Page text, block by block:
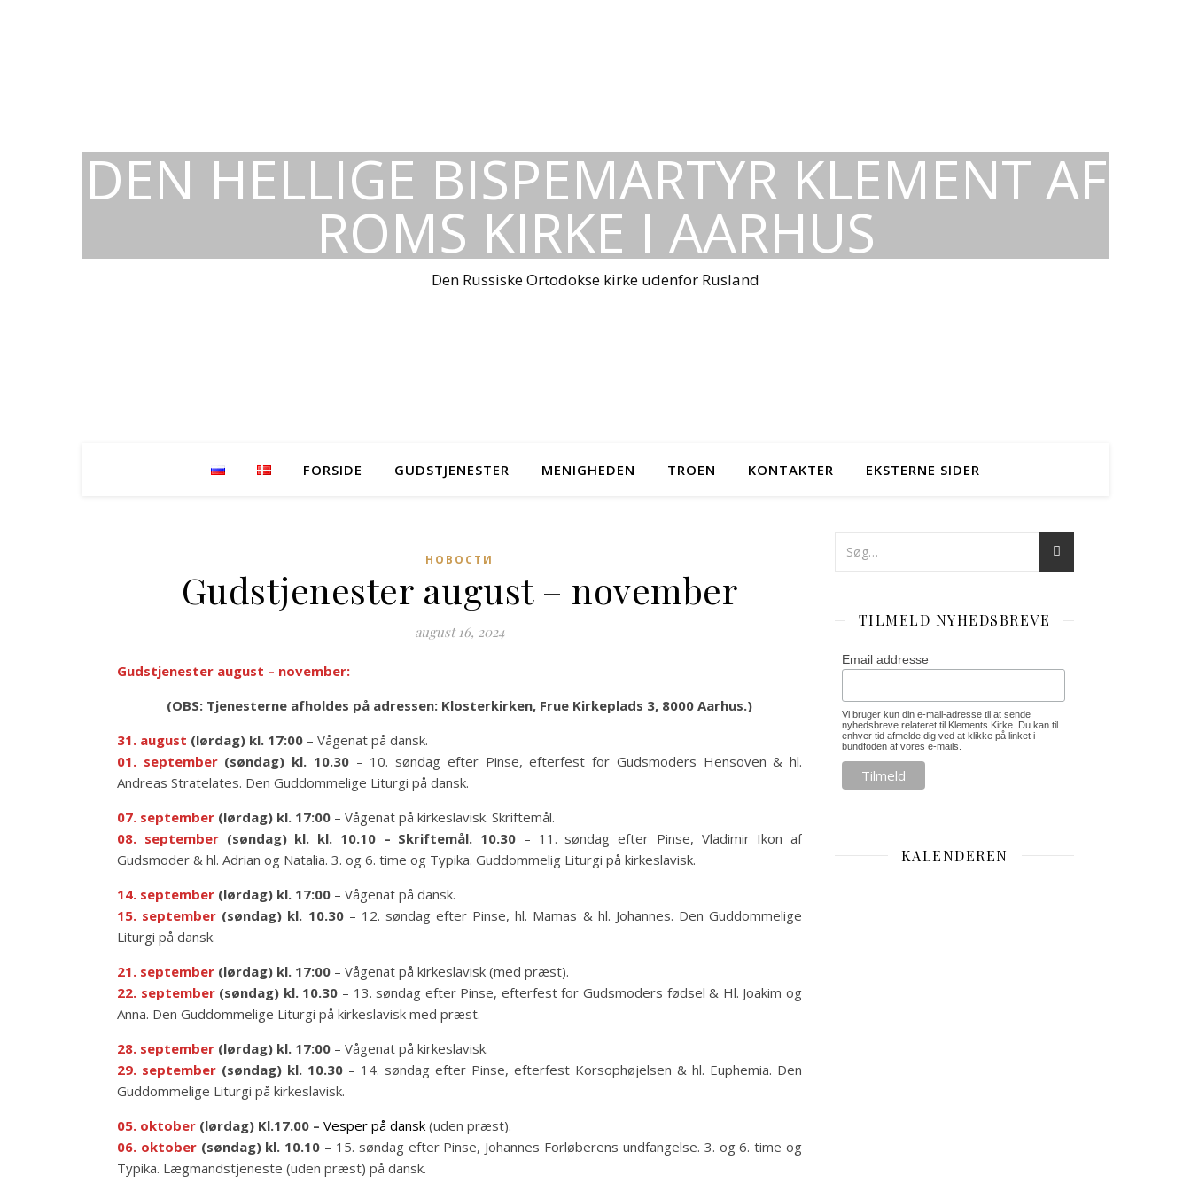
DEN HELLIGE BISPEMARTYR KLEMENT AF
ROMS KIRKE I AARHUS
Den Russiske Ortodokse kirke udenfor Rusland
FORSIDE GUDSTJENESTER MENIGHEDEN TROEN KONTAKTER EKSTERNE SIDER
НОВОСТИ
Gudstjenester august – november
august 16, 2024
Gudstjenester august – november:
(OBS: Tjenesterne afholdes på adressen: Klosterkirken, Frue Kirkeplads 3, 8000 Aarhus.)
31. august (lørdag) kl. 17:00 – Vågenat på dansk.
01. september(søndag) kl. 10.30– 10. søndag efter Pinse, efterfest for Gudsmoders Hensoven & hl.
Andreas Stratelates. Den Guddommelige Liturgi på dansk.
07. september (lørdag) kl. 17:00 – Vågenat på kirkeslavisk. Skriftemål.
08. september(søndag) kl. kl. 10.10 – Skriftemål. 10.30 – 11. søndag efter Pinse, Vladimir Ikon af
Gudsmoder & hl. Adrian og Natalia. 3. og 6. time og Typika. Guddommelig Liturgi på kirkeslavisk.
14. september (lørdag) kl. 17:00 – Vågenat på dansk.
15. september (søndag) kl. 10.30– 12. søndag efter Pinse, hl. Mamas & hl. Johannes. Den Guddommelige
Liturgi på dansk.
21. september (lørdag) kl. 17:00 – Vågenat på kirkeslavisk (med præst).
22. september(søndag) kl. 10.30 – 13. søndag efter Pinse, efterfest for Gudsmoders fødsel & Hl. Joakim og
Anna. Den Guddommelige Liturgi på kirkeslavisk med præst.
28. september (lørdag) kl. 17:00 – Vågenat på kirkeslavisk.
29. september (søndag) kl. 10.30 – 14. søndag efter Pinse, efterfest Korsophøjelsen & hl. Euphemia. Den
Guddommelige Liturgi på kirkeslavisk.
05. oktober (lørdag) Kl.17.00 – Vesper på dansk (uden præst).
06. oktober (søndag) kl. 10.10 – 15. søndag efter Pinse, Johannes Forløberens undfangelse. 3. og 6. time og
Typika. Lægmandstjeneste (uden præst) på dansk.
TILMELD NYHEDSBREVE
Email addresse
Vi bruger kun din e-mail-adresse til at sende
nyhedsbreve relateret til Klements Kirke. Du kan til
enhver tid afmelde dig ved at klikke på linket i
bundfoden af vores e-mails.
KALENDEREN